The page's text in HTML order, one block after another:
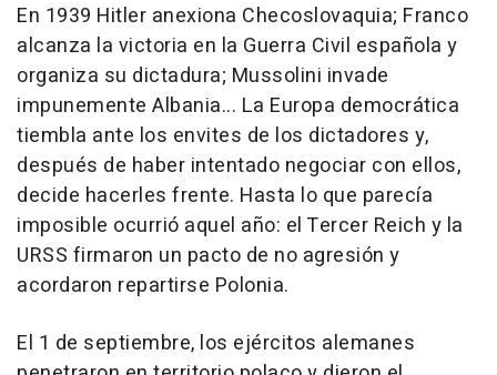
En 1939 Hitler anexiona Checoslovaquia; Franco
alcanza la victoria en la Guerra Civil española y
organiza su dictadura; Mussolini invade
impunemente Albania... La Europa democrática
tiembla ante los envites de los dictadores y,
después de haber intentado negociar con ellos,
decide hacerles frente. Hasta lo que parecía
imposible ocurrió aquel año: el Tercer Reich y la
URSS firmaron un pacto de no agresión y
acordaron repartirse Polonia.
El 1 de septiembre, los ejércitos alemanes